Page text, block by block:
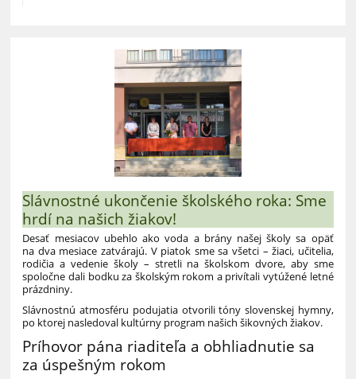
Slávnostné ukončenie školského roka: Sme
hrdí na našich žiakov!
Desať mesiacov ubehlo ako voda a brány našej školy sa opäť
na dva mesiace zatvárajú. V piatok sme sa všetci – žiaci, učitelia,
rodičia a vedenie školy – stretli na školskom dvore, aby sme
spoločne dali bodku za školským rokom a privítali vytúžené letné
prázdniny.
Slávnostnú atmosféru podujatia otvorili tóny slovenskej hymny,
po ktorej nasledoval kultúrny program našich šikovných žiakov.
Príhovor pána riaditeľa a obhliadnutie sa
za úspešným rokom